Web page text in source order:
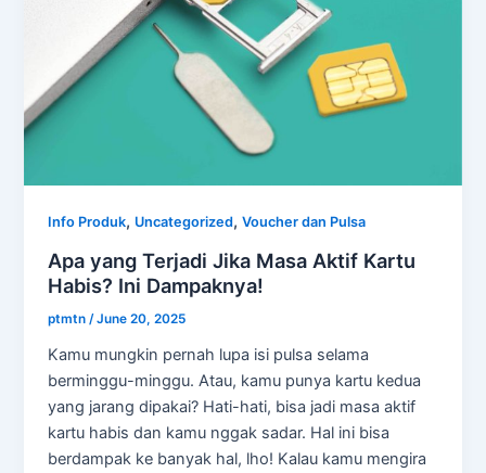
Info Produk, Uncategorized,Voucher dan Pulsa
Apa yang Terjadi Jika Masa Aktif Kartu
Habis? Ini Dampaknya!
ptmtn/June 20, 2025
Kamu mungkin pernah lupa isi pulsa selama
berminggu-minggu. Atau, kamu punya kartu kedua
yang jarang dipakai? Hati-hati, bisa jadi masa aktif
kartu habis dan kamu nggak sadar. Hal ini bisa
berdampak ke banyak hal, lho! Kalau kamu mengira